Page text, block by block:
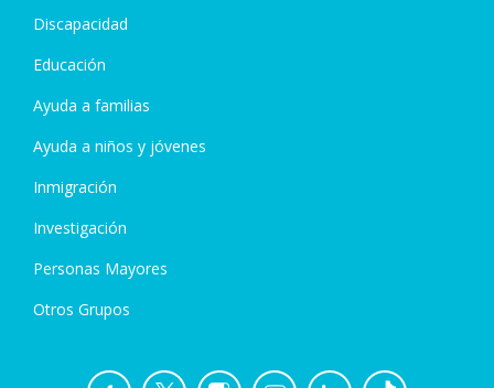
Discapacidad
Educación
Ayuda a familias
Ayuda a niños y jóvenes
Inmigración
Investigación
Personas Mayores
Otros Grupos